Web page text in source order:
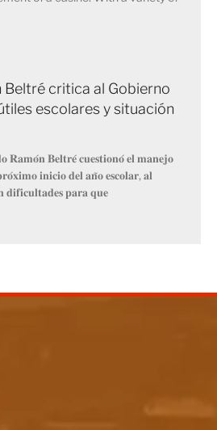
critica al Gobierno
escolares y situación
𝐑𝐚𝐦𝐨́𝐧 𝐁𝐞𝐥𝐭𝐫𝐞́ 𝐜𝐮𝐞𝐬𝐭𝐢𝐨𝐧𝐨́ 𝐞𝐥 𝐦𝐚𝐧𝐞𝐣𝐨
𝐢𝐧𝐢𝐜𝐢𝐨 𝐝𝐞𝐥 𝐚𝐧̃𝐨 𝐞𝐬𝐜𝐨𝐥𝐚𝐫, 𝐚𝐥
𝐝𝐢𝐟𝐢𝐜𝐮𝐥𝐭𝐚𝐝𝐞𝐬 𝐩𝐚𝐫𝐚 𝐪𝐮𝐞